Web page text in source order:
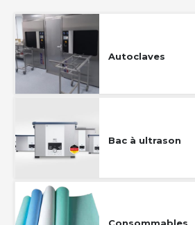
Autoclaves
Bac à ultrason
Consommables